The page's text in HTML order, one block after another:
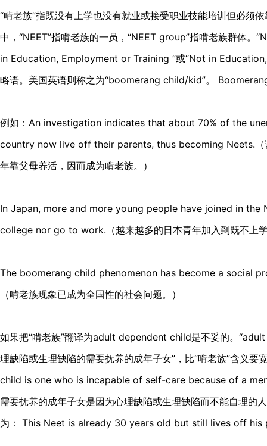
“啃老族”指既没有上学也没有就业或接受职业技能培训但必须
中，“NEET”指啃老族的一员，“NEET group”指啃老族群体。
in Education, Employment or Training ”或“Not in
略语。美国英语则称之为“boomerang child/kid”。
例如：An investigation indicates that about 70% of the
country now live off their parents, thus becoming Neets.（
年靠父母养活，因而成为啃老族。）
In Japan, more and more young people have joined in
college nor go to work.（越来越多的日本青年加入到既不上
The boomerang child phenomenon has become a social
（啃老族现象已成为全国性的社会问题。）
如果把“啃老族”翻译为adult dependent child是不妥的。
理缺陷或生理缺陷的需要抚养的成年子女”，比“啃老族”含义
child is one who is incapable of self-care because of a
需要抚养的成年子女是因为心理缺陷或生理缺陷而不能自理的
为： This Neet is already 30 years old but still lives off his